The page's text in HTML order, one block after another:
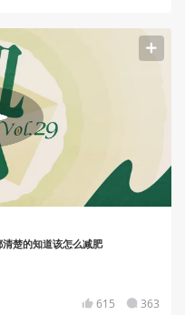
楚的知道该怎么减肥
615 363